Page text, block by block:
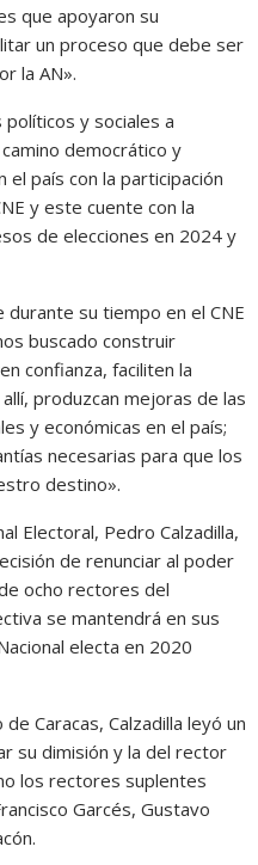
que apoyaron su
un proceso que debe ser
la AN».
y sociales a
democrático y
el país con la participación
y este cuente con la
de elecciones en 2024 y
durante su tiempo en el CNE
buscado construir
confianza, faciliten la
produzcan mejoras de las
y económicas en el país;
necesarias para que los
destino».
Electoral, Pedro Calzadilla,
de renunciar al poder
ocho rectores del
se mantendrá en sus
electa en 2020
Caracas, Calzadilla leyó un
su dimisión y la del rector
los rectores suplentes
Garcés, Gustavo